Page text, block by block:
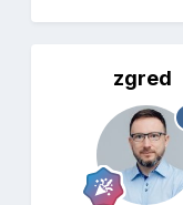
zgred